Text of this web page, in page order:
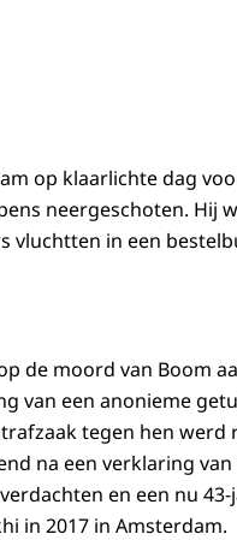
op klaarlichte dag
neergeschoten. Hij
vluchtten in een
de moord van Boom
van een anonieme
tegen hen werd
na een verklaring
en een nu
in 2017 in Amsterdam.